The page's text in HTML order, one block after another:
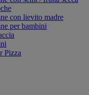
con lievito madre
per bambini
Pizza